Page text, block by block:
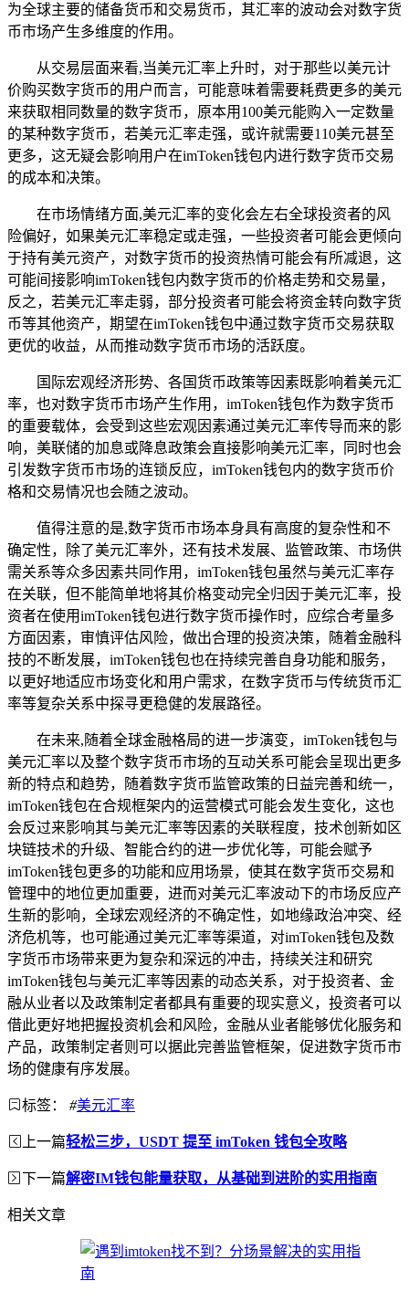
为全球主要的储备货币和交易货币，其汇率的波动会对数字货
币市场产生多维度的作用。
从交易层面来看,当美元汇率上升时，对于那些以美元计
价购买数字货币的用户而言，可能意味着需要耗费更多的美元
来获取相同数量的数字货币，原本用100美元能购入一定数量
的某种数字货币，若美元汇率走强，或许就需要110美元甚至
更多，这无疑会影响用户在imToken钱包内进行数字货币交易
的成本和决策。
在市场情绪方面,美元汇率的变化会左右全球投资者的风
险偏好，如果美元汇率稳定或走强，一些投资者可能会更倾向
于持有美元资产，对数字货币的投资热情可能会有所减退，这
可能间接影响imToken钱包内数字货币的价格走势和交易量，
反之，若美元汇率走弱，部分投资者可能会将资金转向数字货
币等其他资产，期望在imToken钱包中通过数字货币交易获取
更优的收益，从而推动数字货币市场的活跃度。
国际宏观经济形势、各国货币政策等因素既影响着美元汇
率，也对数字货币市场产生作用，imToken钱包作为数字货币
的重要载体，会受到这些宏观因素通过美元汇率传导而来的影
响，美联储的加息或降息政策会直接影响美元汇率，同时也会
引发数字货币市场的连锁反应，imToken钱包内的数字货币价
格和交易情况也会随之波动。
值得注意的是,数字货币市场本身具有高度的复杂性和不
确定性，除了美元汇率外，还有技术发展、监管政策、市场供
需关系等众多因素共同作用，imToken钱包虽然与美元汇率存
在关联，但不能简单地将其价格变动完全归因于美元汇率，投
资者在使用imToken钱包进行数字货币操作时，应综合考量多
方面因素，审慎评估风险，做出合理的投资决策，随着金融科
技的不断发展，imToken钱包也在持续完善自身功能和服务，
以更好地适应市场变化和用户需求，在数字货币与传统货币汇
率等复杂关系中探寻更稳健的发展路径。
在未来,随着全球金融格局的进一步演变，imToken钱包与
美元汇率以及整个数字货币市场的互动关系可能会呈现出更多
新的特点和趋势，随着数字货币监管政策的日益完善和统一，
imToken钱包在合规框架内的运营模式可能会发生变化，这也
会反过来影响其与美元汇率等因素的关联程度，技术创新如区
块链技术的升级、智能合约的进一步优化等，可能会赋予
imToken钱包更多的功能和应用场景，使其在数字货币交易和
管理中的地位更加重要，进而对美元汇率波动下的市场反应产
生新的影响，全球宏观经济的不确定性，如地缘政治冲突、经
济危机等，也可能通过美元汇率等渠道，对imToken钱包及数
字货币市场带来更为复杂和深远的冲击，持续关注和研究
imToken钱包与美元汇率等因素的动态关系，对于投资者、金
融从业者以及政策制定者都具有重要的现实意义，投资者可以
借此更好地把握投资机会和风险，金融从业者能够优化服务和
产品，政策制定者则可以据此完善监管框架，促进数字货币市
场的健康有序发展。
标签： #美元汇率
上一篇轻松三步，USDT 提至 imToken 钱包全攻略
下一篇解密IM钱包能量获取，从基础到进阶的实用指南
相关文章